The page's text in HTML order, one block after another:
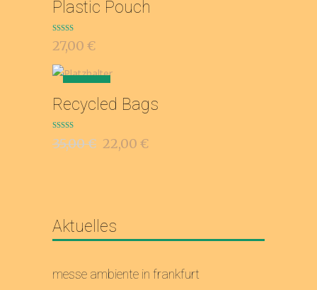
ADD TO CART
Plastic Pouch
Bewertet
mit4.75
von 5
27,00 €
SALE
ADD TO CART
Recycled Bags
mit4.00
von 5
35,00€ 22,00 €
Aktuelles
messe ambiente in frankfurt